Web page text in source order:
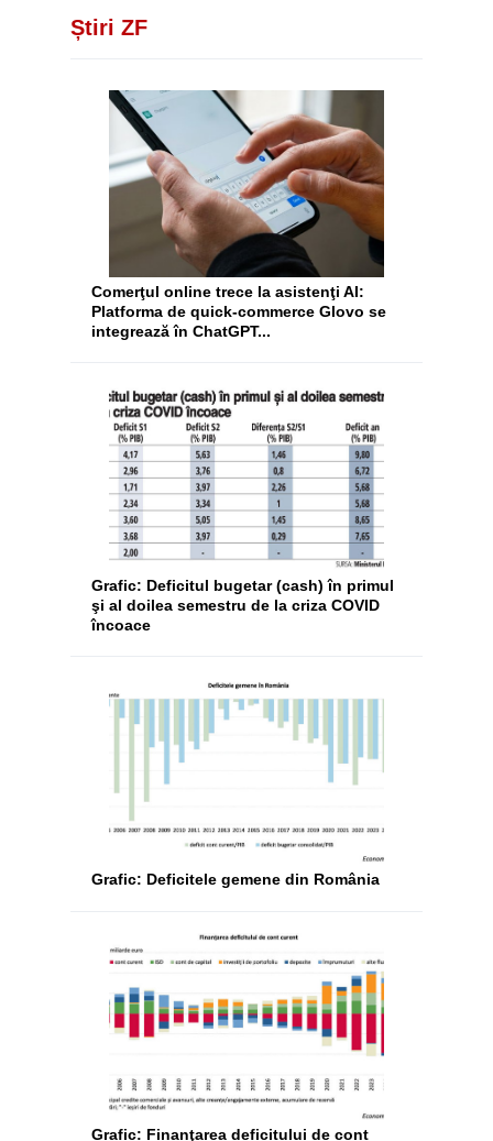
Știri ZF
Comerţul online trece la asistenţi AI:
Platforma de quick-commerce Glovo se
integrează în ChatGPT...
Grafic: Deficitul bugetar (cash) în primul
şi al doilea semestru de la criza COVID
încoace
Grafic: Deficitele gemene din România
Grafic: Finanţarea deficitului de cont